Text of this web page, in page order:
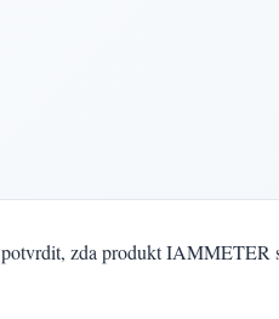
zda produkt IAMMETER